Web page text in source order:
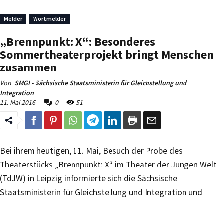
Melder Wortmelder
„Brennpunkt: X“: Besonderes
Sommertheaterprojekt bringt Menschen
zusammen
Von SMGI - Sächsische Staatsministerin für Gleichstellung und
Integration
11. Mai 2016
0 51
Bei ihrem heutigen, 11. Mai, Besuch der Probe des
Theaterstücks „Brennpunkt: X“ im Theater der Jungen Welt
(TdJW) in Leipzig informierte sich die Sächsische
Staatsministerin für Gleichstellung und Integration und